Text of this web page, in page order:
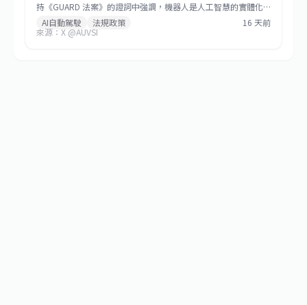
持《GUARD 法案》的證詞中強調，機器人是人工智慧的實體化
身，若美國將機器人部署的基礎設施讓給中國，無異於直接交出
建構 AI 領導地位所仰賴的大數據。此聽證會旨在推動立法，確保
AI自動駕駛 法規政策
16 天前
來源：X @AUVSI